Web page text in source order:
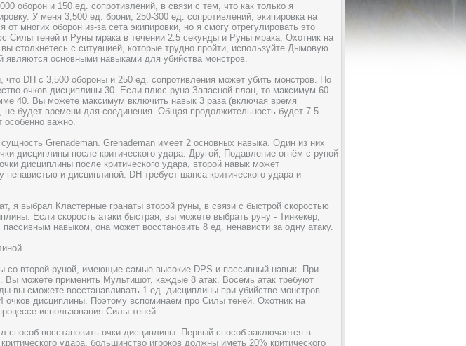
оборон и 150 ед. сопротивлений, в связи с тем, что как только я
У меня 3,500 ед. брони, 250-300 ед. сопротивлений, экипировка на
многих оборон из-за сета экипировки, но я смогу отрегулировать это
Силы теней и Руны мрака в течении 2.5 секунды и Руны мрака, Охотник на
столкнетесь с ситуацией, которые трудно пройти, используйте Дымовую
основными навыками для убийства монстров.
DH с 3,500 обороны и 250 ед. сопротивления может убить монстров. Но
очков дисциплины 30. Если плюс руна Запасной план, то максимум 60.
40. Вы можете максимум включить навык 3 раза (включая время
не будет времени для соединения. Общая продолжительность будет 7.5
особенно важно.
Grenademan. Grenademan имеет 2 основных навыка. Один из них
дисциплины после критического удара. Другой, Подавление огнём с руной
дисциплины после критического удара, второй навык может
и дисциплиной. DH требует шанса критического удара и
я выбрал Кластерные гранаты второй руны, в связи с быстрой скоростью
Если скорость атаки быстрая, вы можете выбрать руну - Тинкекер,
навыком, она может восстановить 8 ед. ненависти за одну атаку.
со второй руной, имеющие самые высокие DPS и пассивный навык. При
Вы можете применить Мультишот, каждые 8 атак. Восемь атак требуют
вы сможете восстанавливать 1 ед. дисциплины при убийстве монстров.
очков дисциплины. Поэтому вспоминаем про Силы теней. Охотник на
использования Силы теней.
восстановить очки дисциплины. Первый способ заключается в
удара, большинство игроков должны иметь 20% критического